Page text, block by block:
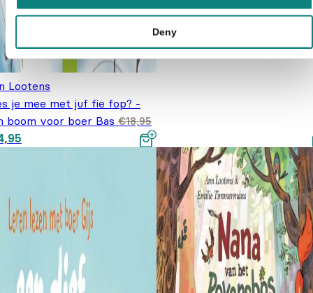
Deny
Lootens
je mee met juf fie fop? -
boom voor boer Bas €18,95
prijs was:
Huidige prijs is: €14,95.